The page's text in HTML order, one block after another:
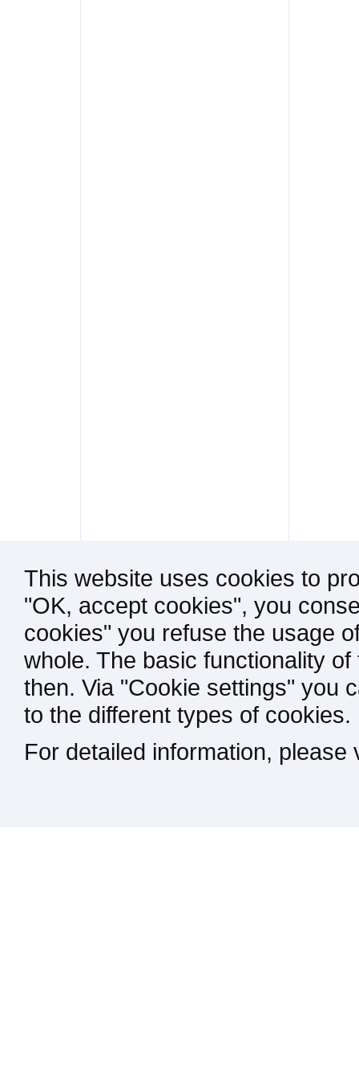
This website uses cookies to
"OK, accept cookies", you
cookies" you refuse the usage
whole. The basic functionality
then. Via "Cookie settings" you
to the different types of cookies.
For detailed information,